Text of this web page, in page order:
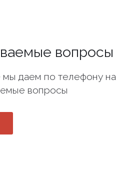
вопросы
даем по телефону на
вопросы